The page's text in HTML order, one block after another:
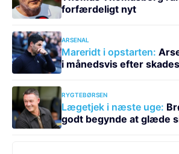
forfærdeligt nyt
ARSENAL
Mareridt i opstarten:
i månedsvis efter
RYGTEBØRSEN
Lægetjek i næste uge:
godt begynde at glæde